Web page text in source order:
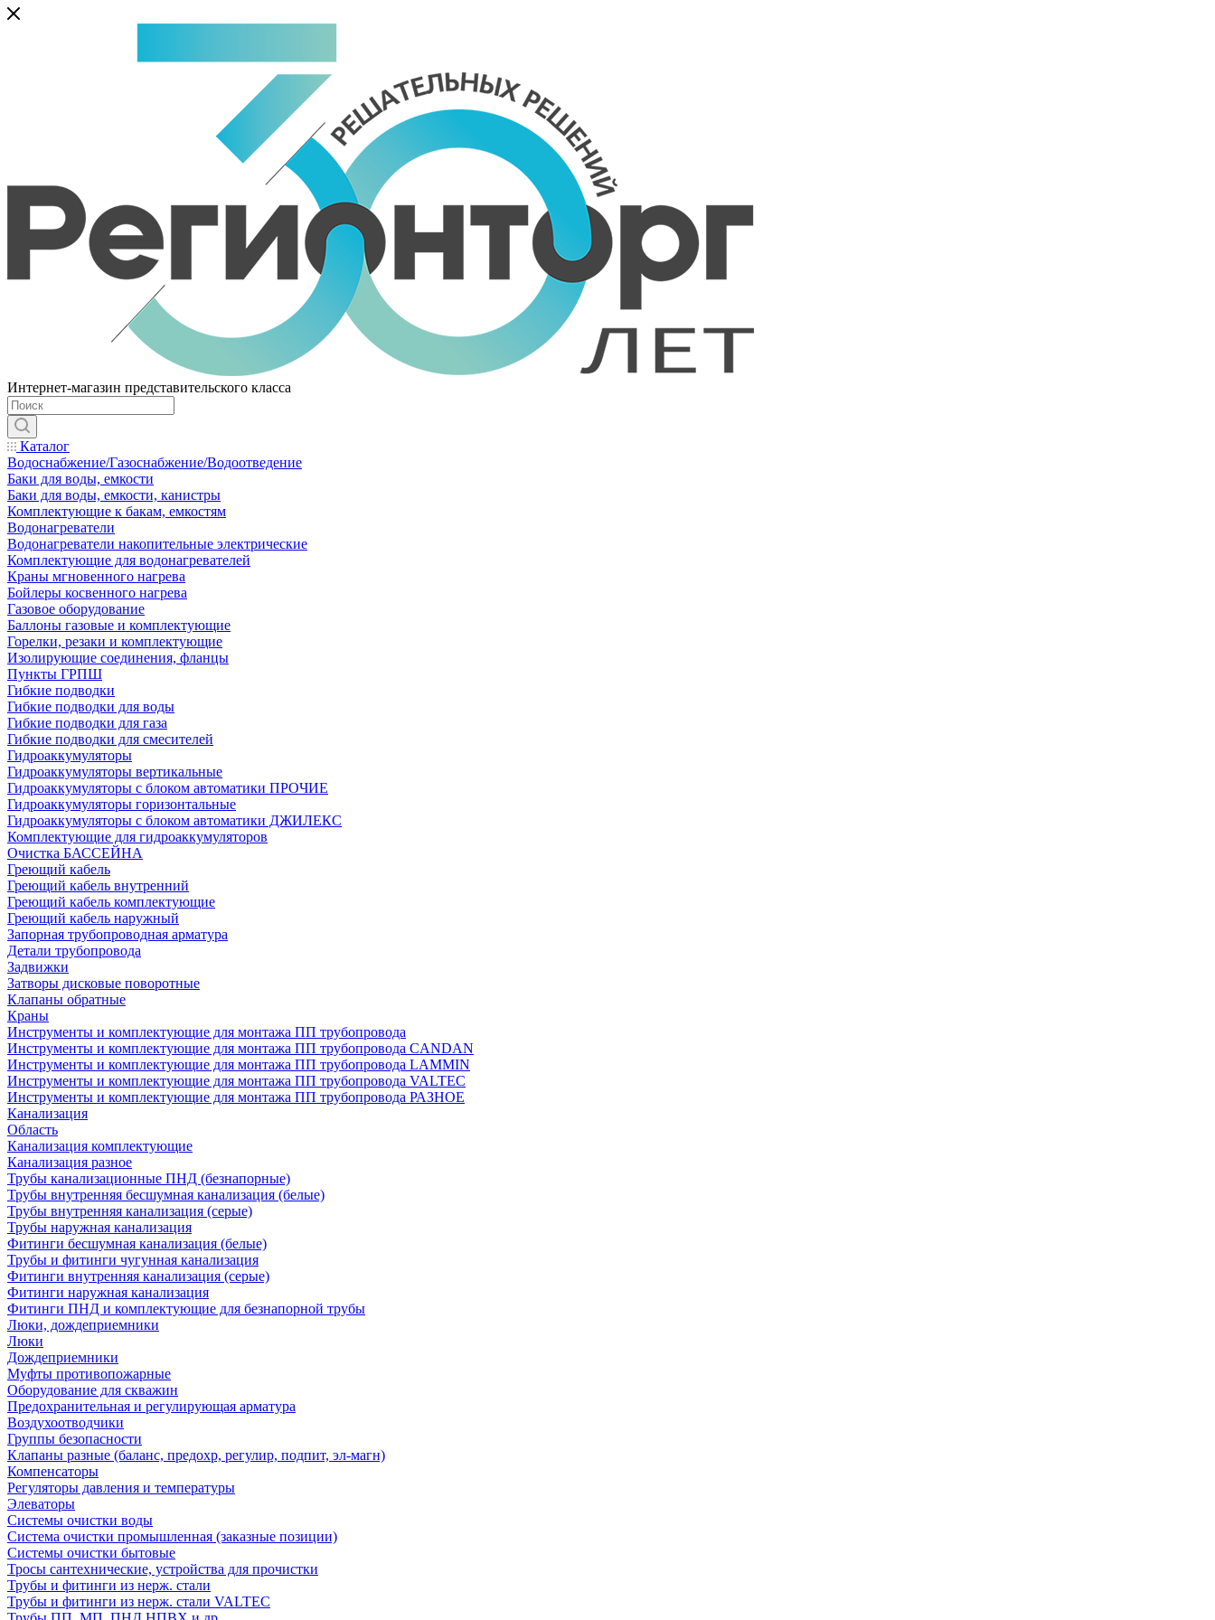
Интернет-магазин представительского класса
Каталог
Водоснабжение/Газоснабжение/Водоотведение
Баки для воды, емкости
Баки для воды, емкости, канистры
Комплектующие к бакам, емкостям
Водонагреватели
Водонагреватели накопительные электрические
Комплектующие для водонагревателей
Краны мгновенного нагрева
Бойлеры косвенного нагрева
Газовое оборудование
Баллоны газовые и комплектующие
Горелки, резаки и комплектующие
Изолирующие соединения, фланцы
Пункты ГРПШ
Гибкие подводки
Гибкие подводки для воды
Гибкие подводки для газа
Гибкие подводки для смесителей
Гидроаккумуляторы
Гидроаккумуляторы вертикальные
Гидроаккумуляторы с блоком автоматики ПРОЧИЕ
Гидроаккумуляторы горизонтальные
Гидроаккумуляторы с блоком автоматики ДЖИЛЕКС
Комплектующие для гидроаккумуляторов
Очистка БАССЕЙНА
Греющий кабель
Греющий кабель внутренний
Греющий кабель комплектующие
Греющий кабель наружный
Запорная трубопроводная арматура
Детали трубопровода
Задвижки
Затворы дисковые поворотные
Клапаны обратные
Краны
Инструменты и комплектующие для монтажа ПП трубопровода
Инструменты и комплектующие для монтажа ПП трубопровода CANDAN
Инструменты и комплектующие для монтажа ПП трубопровода LAMMIN
Инструменты и комплектующие для монтажа ПП трубопровода VALTEC
Инструменты и комплектующие для монтажа ПП трубопровода РАЗНОЕ
Канализация
Область
Канализация комплектующие
Канализация разное
Трубы канализационные ПНД (безнапорные)
Трубы внутренняя бесшумная канализация (белые)
Трубы внутренняя канализация (серые)
Трубы наружная канализация
Фитинги бесшумная канализация (белые)
Трубы и фитинги чугунная канализация
Фитинги внутренняя канализация (серые)
Фитинги наружная канализация
Фитинги ПНД и комплектующие для безнапорной трубы
Люки, дождеприемники
Люки
Дождеприемники
Муфты противопожарные
Оборудование для скважин
Предохранительная и регулирующая арматура
Воздухоотводчики
Группы безопасности
Клапаны разные (баланс, предохр, регулир, подпит, эл-магн)
Компенсаторы
Регуляторы давления и температуры
Элеваторы
Системы очистки воды
Система очистки промышленная (заказные позиции)
Системы очистки бытовые
Тросы сантехнические, устройства для прочистки
Трубы и фитинги из нерж. стали
Трубы и фитинги из нерж. стали VALTEC